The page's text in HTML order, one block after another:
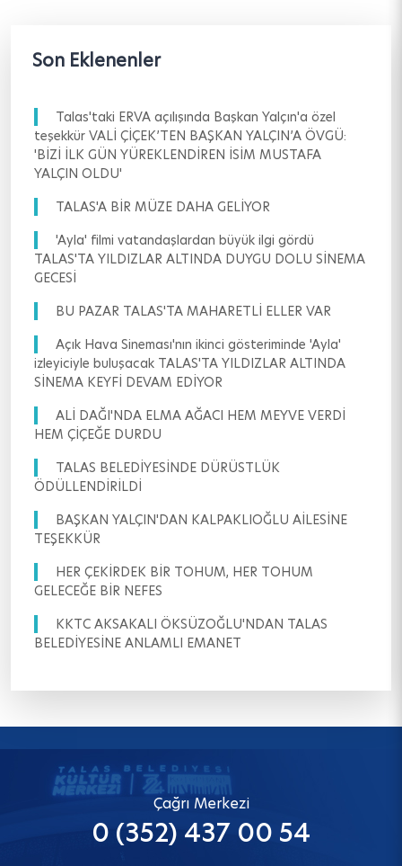
Son Eklenenler
Talas'taki ERVA açılışında Başkan Yalçın'a özel
teşekkür VALİ ÇİÇEK’TEN BAŞKAN YALÇIN’A ÖVGÜ:
'BİZİ İLK GÜN YÜREKLENDİREN İSİM MUSTAFA
YALÇIN OLDU'
TALAS'A BİR MÜZE DAHA GELİYOR
'Ayla' filmi vatandaşlardan büyük ilgi gördü
TALAS'TA YILDIZLAR ALTINDA DUYGU DOLU SİNEMA
GECESİ
BU PAZAR TALAS'TA MAHARETLİ ELLER VAR
Açık Hava Sineması'nın ikinci gösteriminde 'Ayla'
izleyiciyle buluşacak TALAS'TA YILDIZLAR ALTINDA
SİNEMA KEYFİ DEVAM EDİYOR
ALİ DAĞI'NDA ELMA AĞACI HEM MEYVE VERDİ
HEM ÇİÇEĞE DURDU
TALAS BELEDİYESİNDE DÜRÜSTLÜK
ÖDÜLLENDİRİLDİ
BAŞKAN YALÇIN'DAN KALPAKLIOĞLU AİLESİNE
TEŞEKKÜR
HER ÇEKİRDEK BİR TOHUM, HER TOHUM
GELECEĞE BİR NEFES
KKTC AKSAKALI ÖKSÜZOĞLU'NDAN TALAS
BELEDİYESİNE ANLAMLI EMANET
Çağrı Merkezi
0 (352) 437 00 54